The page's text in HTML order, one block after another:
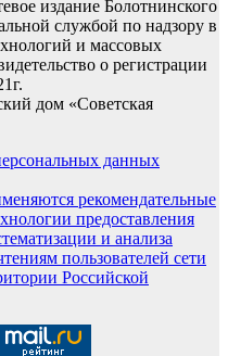
издание Болотнинского
службой по надзору в
и массовых
о регистрации
дом «Советская
данных
рекомендательные
предоставления
и анализа
пользователей сети
Российской